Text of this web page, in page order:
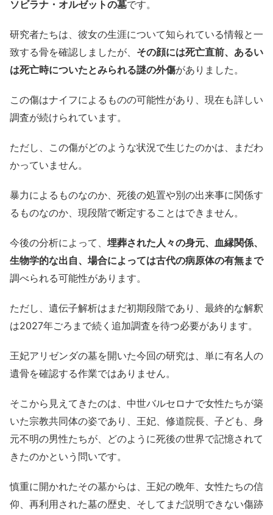
ソビラナ・オルゼットの墓です。
研究者たちは、彼女の生涯について知られている情報と一
致する骨を確認しましたが、 その顔には死亡直前、あるい
は死亡時についたとみられる謎の外傷がありました。
この傷はナイフによるものの可能性があり、現在も詳しい
調査が続けられています。
ただし、この傷がどのような状況で生じたのかは、まだわ
かっていません。
暴力によるものなのか、死後の処置や別の出来事に関係す
るものなのか、現段階で断定することはできません。
今後の分析によって、 埋葬された人々の身元、血縁関係、
生物学的な出自、場合によっては古代の病原体の有無まで
調べられる可能性があります。
ただし、遺伝子解析はまだ初期段階であり、最終的な解釈
は2027年ごろまで続く追加調査を待つ必要があります。
王妃アリゼンダの墓を開いた今回の研究は、単に有名人の
遺骨を確認する作業ではありません。
そこから見えてきたのは、中世バルセロナで女性たちが築
いた宗教共同体の姿であり、王妃、修道院長、子ども、身
元不明の男性たちが、どのように死後の世界で記憶されて
きたのかという問いです。
慎重に開かれたその墓からは、王妃の晩年、女性たちの信
仰、再利用された墓の歴史、そしてまだ説明できない傷跡